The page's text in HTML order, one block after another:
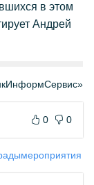
в этом
Андрей
0 0
мероприятия